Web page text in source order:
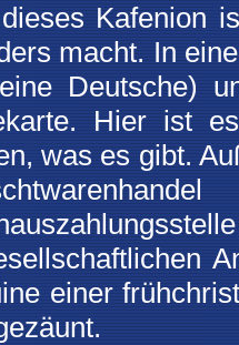
Kafenion
macht. In
Deutsche)
Hier ist
was es gibt.
einer